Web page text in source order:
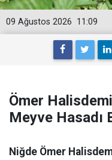
11:09
09 Ağustos 2026
Ömer
Meyve Hasadı
Niğde Ömer